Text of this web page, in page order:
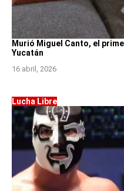
Murió Miguel Canto, el
Yucatán
16 abril, 2026
Lucha Libre